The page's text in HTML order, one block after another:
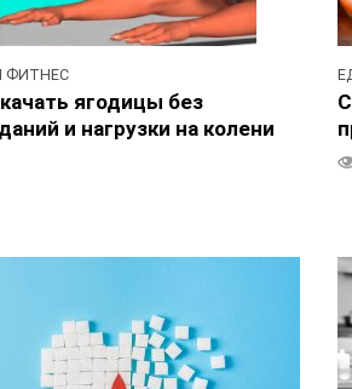
ФИТНЕС
ягодицы без
и нагрузки на колени